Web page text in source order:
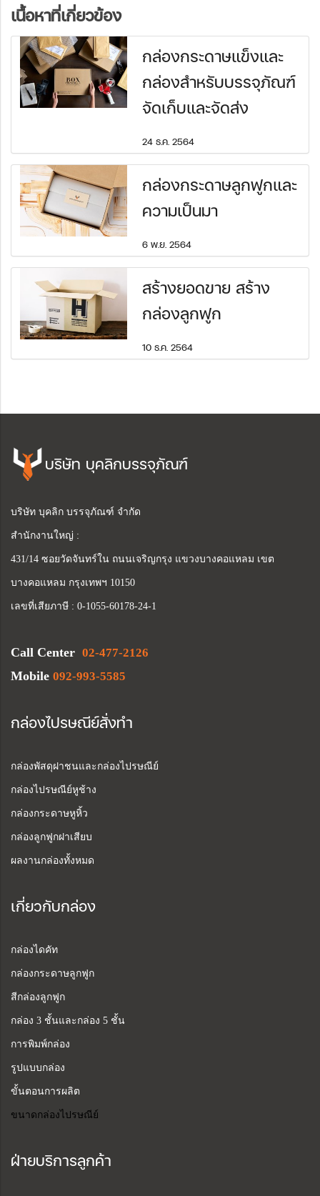
เนื้อหาที่เกี่ยวข้อง
กล่องกระดาษแข็งและ
กล่องสำหรับบรรจุภัณฑ์
จัดเก็บและจัดส่ง
24 ธ.ค. 2564
กล่องกระดาษลูกฟูกและ
ความเป็นมา
6 พ.ย. 2564
สร้างยอดขาย สร้าง
กล่องลูกฟูก
10 ธ.ค. 2564
บริษัท บุคลิกบรรจุภัณฑ์
บริษัท บุคลิก บรรจุภัณฑ์ จำกัด
สำนักงานใหญ่ :
431/14 ซอยวัดจันทร์ใน ถนนเจริญกรุง แขวงบางคอแหลม เขต
บางคอแหลม กรุงเทพฯ 10150
เลขที่เสียภาษี : 0-1055-60178-24-1
Call Center 02-477-2126
Mobile 092-993-5585
กล่องไปรษณีย์สั่งทำ
กล่องพัสดุฝาชนและกล่องไปรษณีย์
กล่องไปรษณีย์หูช้าง
กล่องกระดาษหูหิ้ว
กล่องลูกฟูกฝาเสียบ
ผลงานกล่องทั้งหมด
เกี่ยวกับกล่อง
กล่องไดคัท
กล่องกระดาษลูกฟูก
สีกล่องลูกฟูก
กล่อง 3 ชั้นและกล่อง 5 ชั้น
การพิมพ์กล่อง
รูปแบบกล่อง
ขั้นตอนการผลิต
ขนาดกล่องไปรษณีย์
ฝ่ายบริการลูกค้า